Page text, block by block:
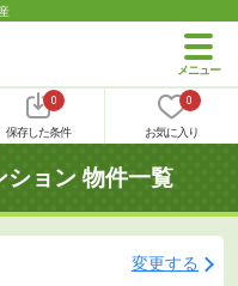
0
保存した条件
0
お気に入り
ョン 物件一覧
変更する